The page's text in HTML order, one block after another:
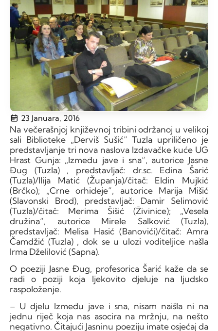
23 Januara, 2016
Na večerašnjoj književnoj tribini održanoj u velikoj
sali Biblioteke „Derviš Sušić“ Tuzla upriličeno je
predstavljanje tri nova naslova Izdavačke kuće UG
Hrast Gunja: „Između jave i sna“, autorice Jasne
Đug (Tuzla) , predstavljač: dr.sc. Edina Šarić
(Tuzla)/Ilija Matić (Županja)/čitač: Eldin Mujkić
(Brčko); „Crne orhideje“, autorice Marija Mišić
(Slavonski Brod), predstavljač: Damir Selimović
(Tuzla)/čitač: Merima Šišić (Živinice); „Vesela
družina“, autorice Mirele Salković (Tuzla),
predstavljač: Melisa Hasić (Banovići)/čitač: Amra
Čamdžić (Tuzla) , dok se u ulozi voditeljice našla
Irma Dželilović (Sapna).
O poeziji Jasne Đug, profesorica Šarić kaže da se
radi o poziji koja ljekovito djeluje na ljudsko
raspoloženje.
– U djelu Između jave i sna, nisam naišla ni na
jednu riječ koja nas asocira na mržnju, na nešto
negativno. Čitajući Jasninu poeziju imate osjećaj da